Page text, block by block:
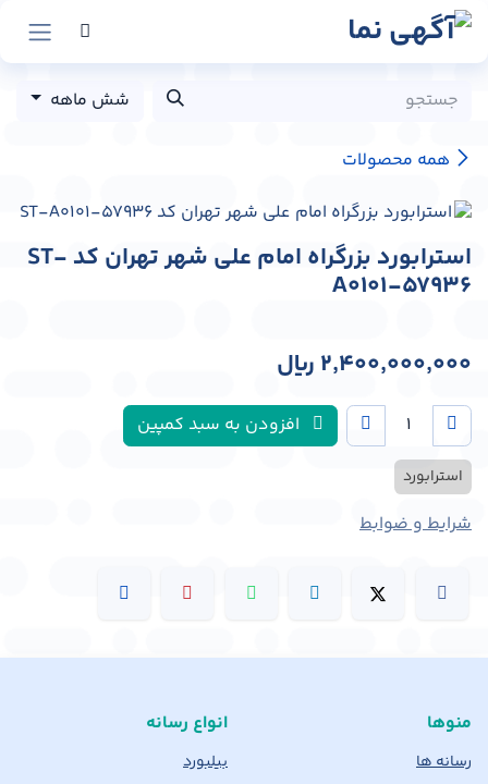
پرش به محتوا
همه محصولات
شش ماهه
استرابورد بزرگراه امام علی شهر تهران کد ST-
A0101-57936
2,400,000,000 ﷼
افزودن به سبد کمپین
استرابورد
شرایط و ضوابط
منوها
رسانه ها
انواع رسانه
بیلبورد